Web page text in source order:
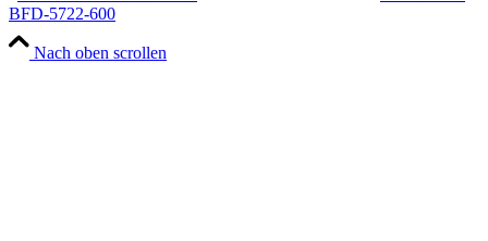
BFD-5722-600
Nach oben scrollen